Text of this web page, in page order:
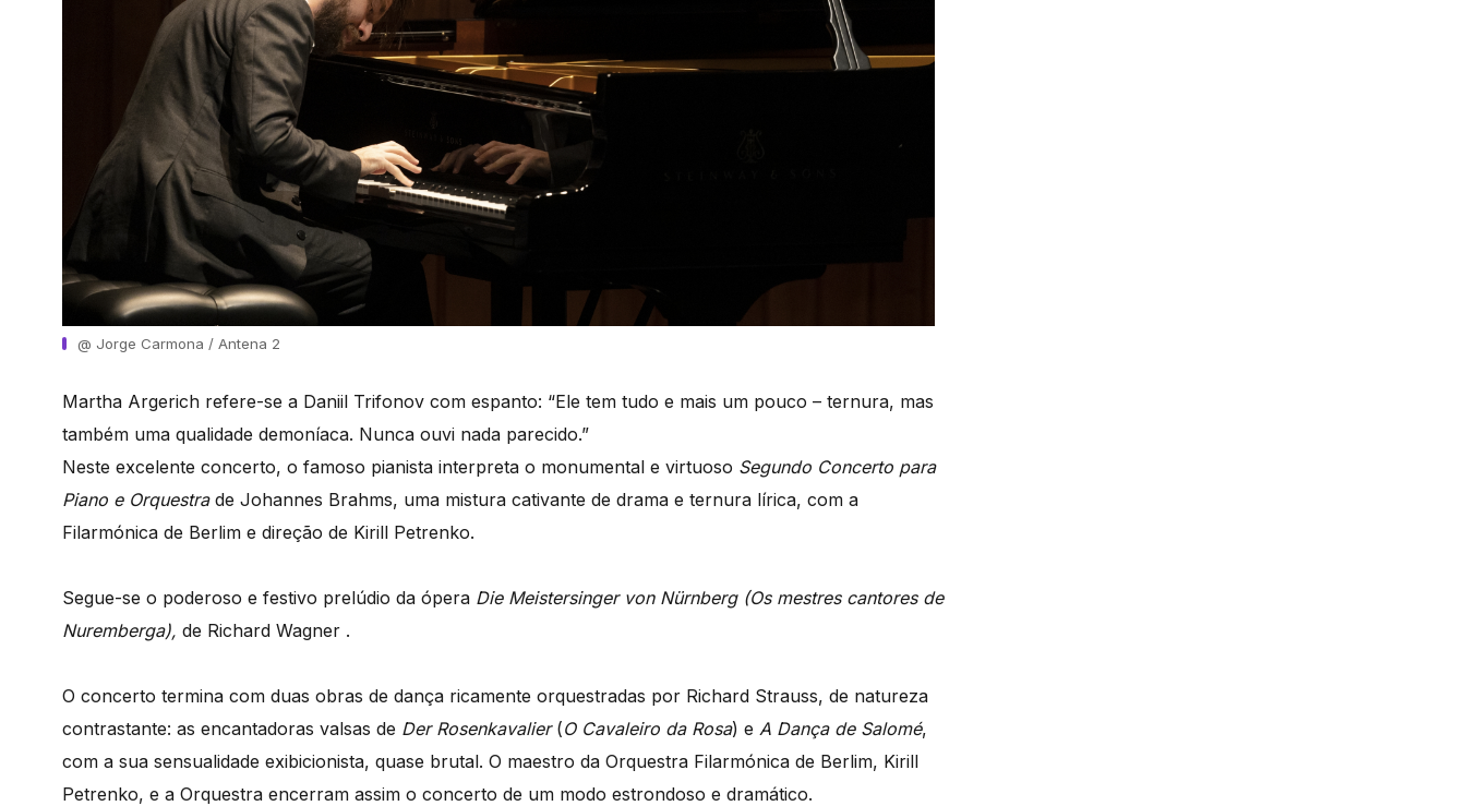
@ Jorge Carmona / Antena 2
Martha Argerich refere-se a Daniil Trifonov com espanto: “Ele tem tudo e mais um pouco – ternura, mas
também uma qualidade demoníaca. Nunca ouvi nada parecido.”
Neste excelente concerto, o famoso pianista interpreta o monumental e virtuoso Segundo Concerto para
Piano e Orquestra de Johannes Brahms, uma mistura cativante de drama e ternura lírica, com a
Filarmónica de Berlim e direção de Kirill Petrenko.
Segue-se o poderoso e festivo prelúdio da ópera Die Meistersinger von Nürnberg (Os mestres cantores de
Nuremberga), de Richard Wagner .
O concerto termina com duas obras de dança ricamente orquestradas por Richard Strauss, de natureza
contrastante: as encantadoras valsas de Der Rosenkavalier(O Cavaleiro da Rosa) e A Dança de Salomé,
com a sua sensualidade exibicionista, quase brutal. O maestro da Orquestra Filarmónica de Berlim, Kirill
Petrenko, e a Orquestra encerram assim o concerto de um modo estrondoso e dramático.